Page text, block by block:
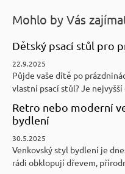
Mohlo by Vás
Dětský psací stůl pro
22.9.2025
Půjde vaše dítě po
vlastní psací stůl? Je nejvyšší
Retro nebo moderní
bydlení
30.5.2025
Venkovský styl bydlení je
rádi obklopují dřevem,